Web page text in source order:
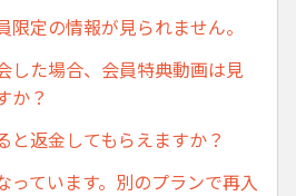
限定の情報が見られません。
した場合、会員特典動画は見
か？
と返金してもらえますか？
っています。別のプランで再入